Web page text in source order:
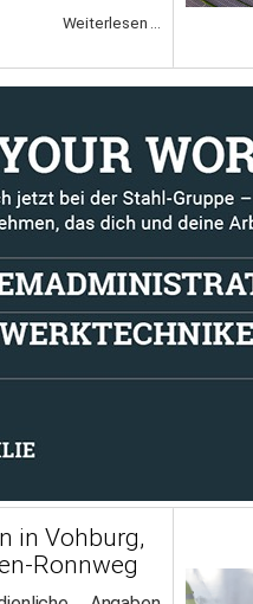
Weiterlesen ...
in Vohburg,
Ronnweg